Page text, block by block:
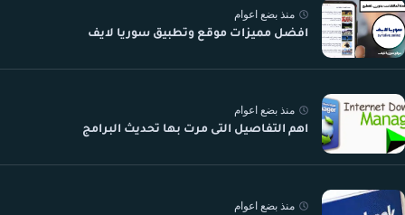
منذ بضع اعوام
افضل مميزات موقع وتطبيق سوريا لايف
منذ بضع اعوام
اهم التفاصيل التى مرت بها تحديث البرامج
منذ بضع اعوام